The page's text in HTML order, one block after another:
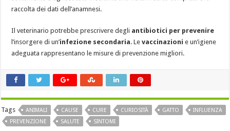
raccolta dei dati dell’anamnesi.
Il veterinario potrebbe prescrivere degli antibiotici per prevenire
l’insorgere di un’infezione secondaria. Le vaccinazioni e un’igiene
adeguata rappresentano le misure di prevenzione migliori.
Tags ANIMALI CAUSE CURE CURIOSITÀ GATTO
INFLUENZA
PREVENZIONE
SALUTE SINTOMI